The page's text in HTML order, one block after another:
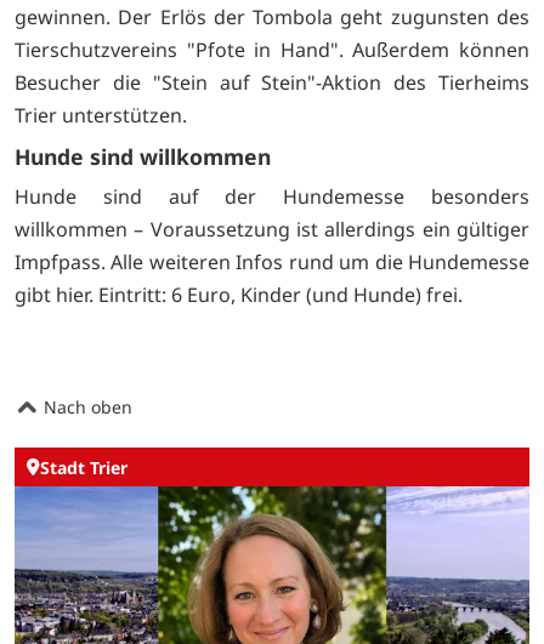
gewinnen. Der Erlös der Tombola geht zugunsten des
Tierschutzvereins "Pfote in Hand". Außerdem können
Besucher die "Stein auf Stein"-Aktion des Tierheims
Trier unterstützen.
Hunde sind willkommen
Hunde sind auf der Hundemesse besonders
willkommen – Voraussetzung ist allerdings ein gültiger
Impfpass. Alle weiteren Infos rund um die Hundemesse
gibt hier. Eintritt: 6 Euro, Kinder (und Hunde) frei.
Nach oben
Stadt Trier